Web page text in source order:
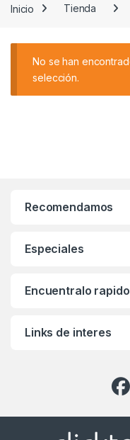
Inicio Tienda
No se han
selección.
Recomendamos
Especiales
Encuentralo rapido
Links de interes